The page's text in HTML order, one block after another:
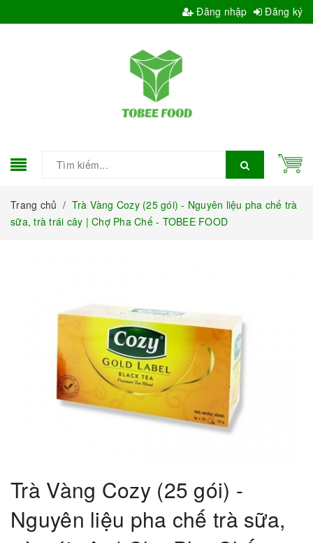
Đăng nhập Đăng ký
Trang chủ / Trà Vàng Cozy (25 gói) - Nguyên liệu pha chế trà
sữa, trà trái cây | Chợ Pha Chế - TOBEE FOOD
Trà Vàng Cozy (25 gói) -
Nguyên liệu pha chế trà sữa,